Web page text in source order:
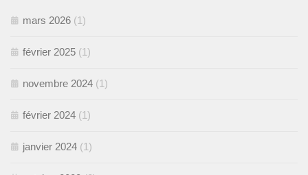
mars 2026 (1)
février 2025 (1)
novembre 2024 (1)
février 2024 (1)
janvier 2024 (1)